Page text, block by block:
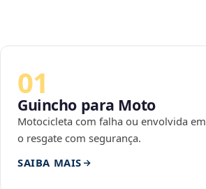
01
Guincho para Moto
Motocicleta com falha ou envolvida
o resgate com segurança.
SAIBA MAIS